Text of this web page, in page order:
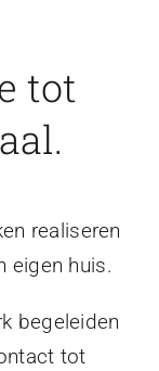
tot
realiseren
eigen huis.
begeleiden
tot